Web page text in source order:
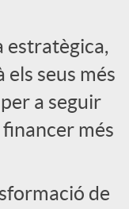
estratègica,
seus més
a seguir
més
de